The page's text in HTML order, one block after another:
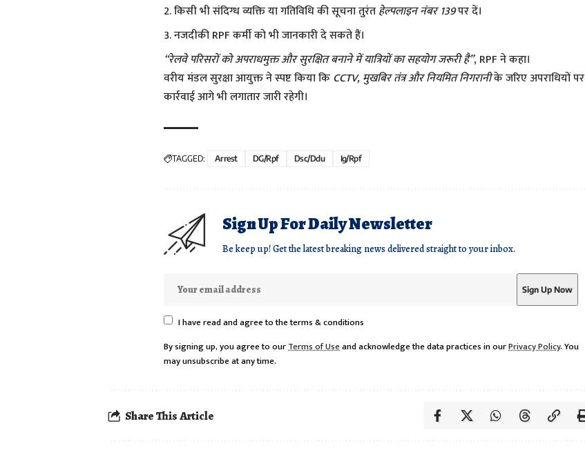
किसी भी संदिग्ध व्यक्ति या गतिविधि की सूचना तुरंतहेल्पलाइन नंबर 139पर दें।
नजदीकी RPF कर्मी को भी जानकारी दे सकते हैं।
“रेलवे परिसरों को अपराधमुक्त और सुरक्षित बनाने में यात्रियों का सहयोग जरूरी है”, RPF ने कहा।
वरीय मंडल सुरक्षा आयुक्त ने स्पष्ट किया किCCTV, मुखबिर तंत्र और नियमित निगरानीके जरिए अपराधियों पर
कार्रवाई आगे भी लगातार जारी रहेगी।
TAGGED: Arrest DG/Rpf Dsc/ddu Ig/rpf
Sign Up For Daily Newsletter
Be keep up! Get the latest breaking news delivered straight to your inbox.
I have read and agree to the terms & conditions
By signing up, you agree to ourTerms of Useand acknowledge the data practices in ourPrivacy Policy. You
may unsubscribe at any time.
Share This Article